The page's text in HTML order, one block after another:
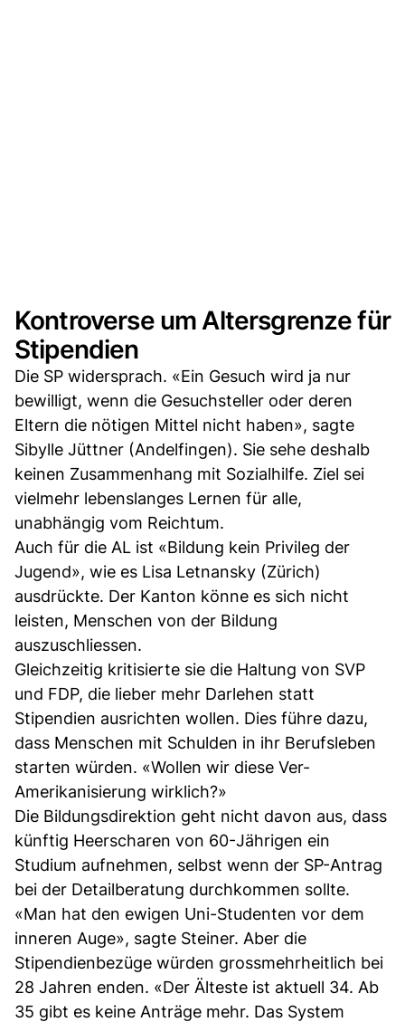
Kontroverse um Altersgrenze für
Stipendien
Die SP widersprach. «Ein Gesuch wird ja nur
bewilligt, wenn die Gesuchsteller oder deren
Eltern die nötigen Mittel nicht haben», sagte
Sibylle Jüttner (Andelfingen). Sie sehe deshalb
keinen Zusammenhang mit Sozialhilfe. Ziel sei
vielmehr lebenslanges Lernen für alle,
unabhängig vom Reichtum.
Auch für die AL ist «Bildung kein Privileg der
Jugend», wie es Lisa Letnansky (Zürich)
ausdrückte. Der Kanton könne es sich nicht
leisten, Menschen von der Bildung
auszuschliessen.
Gleichzeitig kritisierte sie die Haltung von SVP
und FDP, die lieber mehr Darlehen statt
Stipendien ausrichten wollen. Dies führe dazu,
dass Menschen mit Schulden in ihr Berufsleben
starten würden. «Wollen wir diese Ver-
Amerikanisierung wirklich?»
Die Bildungsdirektion geht nicht davon aus, dass
künftig Heerscharen von 60-Jährigen ein
Studium aufnehmen, selbst wenn der SP-Antrag
bei der Detailberatung durchkommen sollte.
«Man hat den ewigen Uni-Studenten vor dem
inneren Auge», sagte Steiner. Aber die
Stipendienbezüge würden grossmehrheitlich bei
28 Jahren enden. «Der Älteste ist aktuell 34. Ab
35 gibt es keine Anträge mehr. Das System